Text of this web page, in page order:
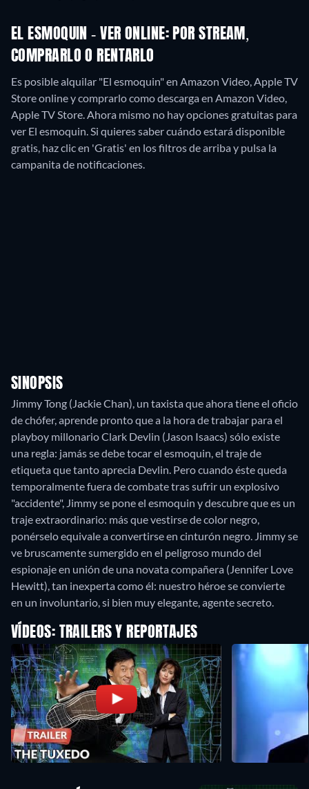
EL ESMOQUIN - VER ONLINE: POR STREAM,
COMPRARLO O RENTARLO
Es posible alquilar "El esmoquin" en Amazon Video, Apple TV
Store online y comprarlo como descarga en Amazon Video,
Apple TV Store.Ahora mismo no hay opciones gratuitas para
ver El esmoquin. Si quieres saber cuándo estará disponible
gratis, haz clic en 'Gratis' en los filtros de arriba y pulsa la
campanita de notificaciones.
SINOPSIS
Jimmy Tong (Jackie Chan), un taxista que ahora tiene el oficio
de chófer, aprende pronto que a la hora de trabajar para el
playboy millonario Clark Devlin (Jason Isaacs) sólo existe
una regla: jamás se debe tocar el esmoquin, el traje de
etiqueta que tanto aprecia Devlin. Pero cuando éste queda
temporalmente fuera de combate tras sufrir un explosivo
"accidente", Jimmy se pone el esmoquin y descubre que es un
traje extraordinario: más que vestirse de color negro,
ponérselo equivale a convertirse en cinturón negro. Jimmy se
ve bruscamente sumergido en el peligroso mundo del
espionaje en unión de una novata compañera (Jennifer Love
Hewitt), tan inexperta como él: nuestro héroe se convierte
en un involuntario, si bien muy elegante, agente secreto.
VÍDEOS: TRAILERS Y REPORTAJES